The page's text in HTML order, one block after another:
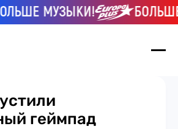
МУЗЫКИ! БОЛЬШЕ
геймпад